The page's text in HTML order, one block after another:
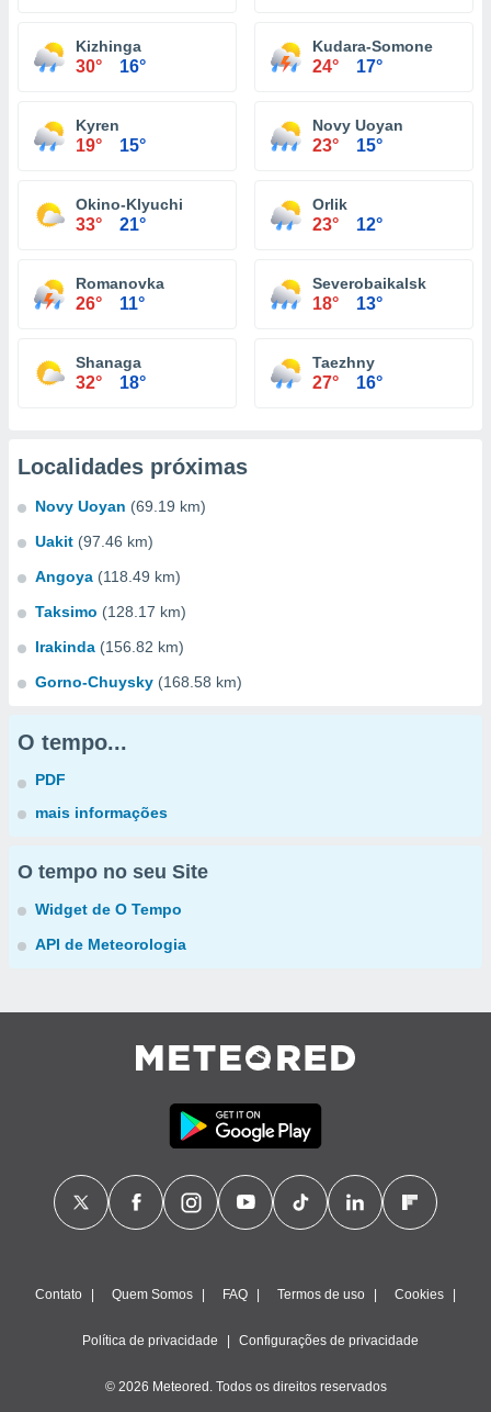
Kizhinga
30° 16°
Kudara-Somone
24° 17°
Kyren
19° 15°
Novy Uoyan
23° 15°
Okino-Klyuchi
33° 21°
Orlik
23° 12°
Romanovka
26° 11°
Severobaikalsk
18° 13°
Shanaga
32° 18°
Taezhny
27° 16°
Localidades próximas
Novy Uoyan (69.19 km)
Uakit (97.46 km)
Angoya (118.49 km)
Taksimo (128.17 km)
Irakinda (156.82 km)
Gorno-Chuysky (168.58 km)
O tempo...
PDF
mais informações
O tempo no seu Site
Widget de O Tempo
API de Meteorologia
Contato Quem Somos FAQ Termos de uso Cookies
Política de privacidade Configurações de privacidade
© 2026 Meteored. Todos os direitos reservados